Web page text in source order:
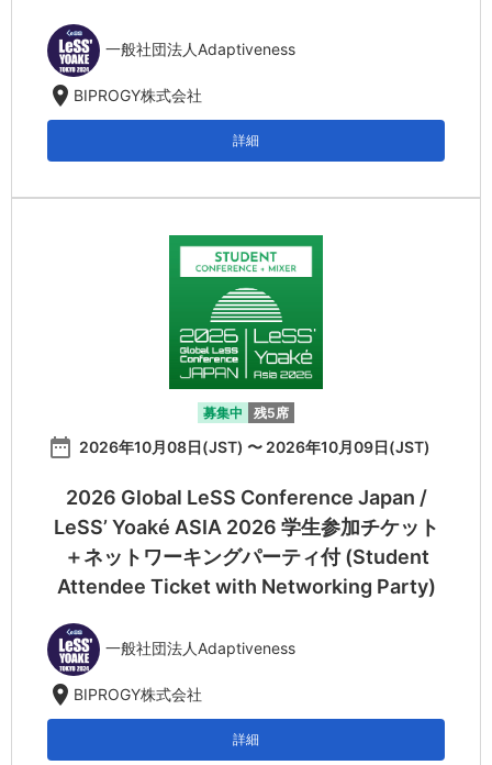
一般社団法人Adaptiveness
location_on BIPROGY株式会社
詳細
募集中 残5席
date_range 2026年10月08日(JST) 〜 2026年10月09日(JST)
2026 Global LeSS Conference Japan /
LeSS’ Yoaké ASIA 2026 学生参加チケット
＋ネットワーキングパーティ付 (Student
Attendee Ticket with Networking Party)
一般社団法人Adaptiveness
location_on BIPROGY株式会社
詳細